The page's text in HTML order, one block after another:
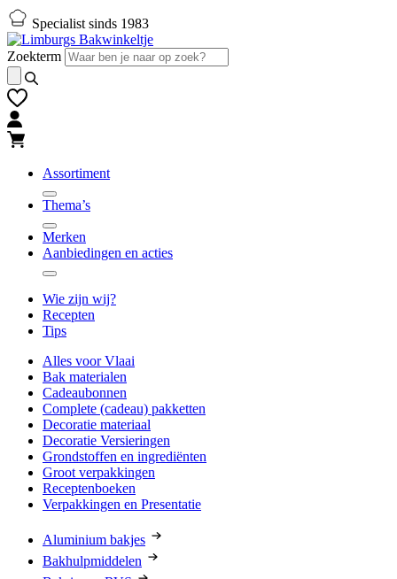
Naar
hoofd-
inhoud
gaan
Naar
footer
gaan
Specialist sinds 1983
Zoekterm
Assortiment
Thema’s
Merken
Aanbiedingen en acties
Wie zijn wij?
Recepten
Tips
Alles voor Vlaai
Bak materialen
Cadeaubonnen
Complete (cadeau) pakketten
Decoratie materiaal
Decoratie Versieringen
Grondstoffen en ingrediënten
Groot verpakkingen
Receptenboeken
Verpakkingen en Presentatie
Aluminium bakjes
Bakhulpmiddelen